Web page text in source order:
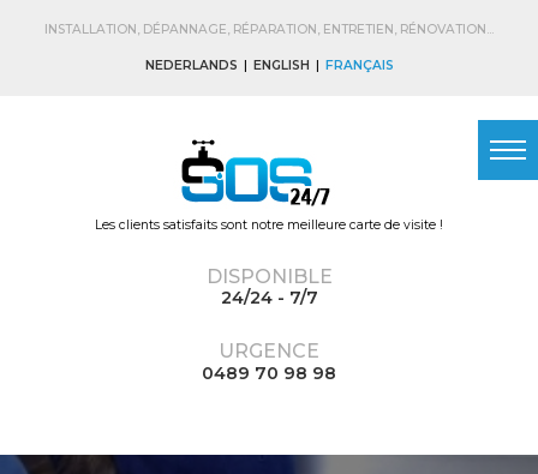
main
INSTALLATION, DÉPANNAGE, RÉPARATION, ENTRETIEN, RÉNOVATION...
NEDERLANDS ENGLISH FRANÇAIS
Les clients satisfaits sont notre meilleure carte de visite !
DISPONIBLE
24/24 - 7/7
URGENCE
0489 70 98 98